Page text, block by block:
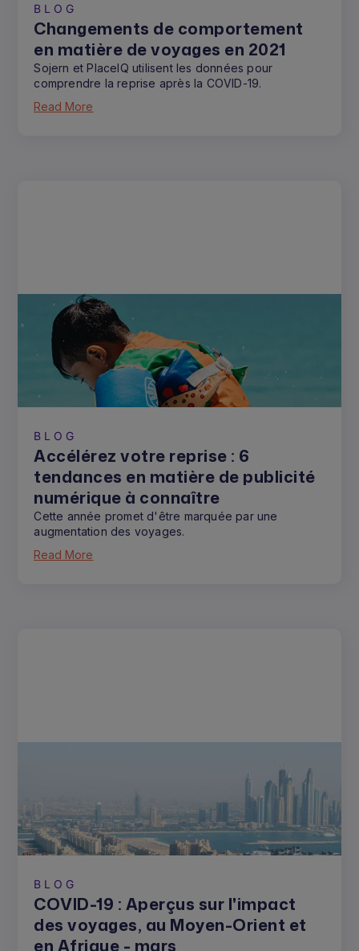
BLOG
Changements de comportement
en matière de voyages en 2021
Sojern et PlaceIQ utilisent les données pour
comprendre la reprise après la COVID-19.
Read More
BLOG
Accélérez votre reprise : 6
tendances en matière de publicité
numérique à connaître
Cette année promet d'être marquée par une
augmentation des voyages.
Read More
BLOG
COVID-19 : Aperçus sur l'impact
des voyages, au Moyen-Orient et
en Afrique - mars